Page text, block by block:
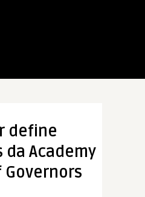
define
da Academy
Governors